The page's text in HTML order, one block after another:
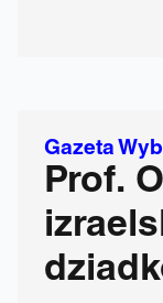
Gazeta
Prof.